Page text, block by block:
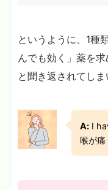
というように、1種
んでも効く」薬を求
と聞き返されてしま
A: I
喉が痛